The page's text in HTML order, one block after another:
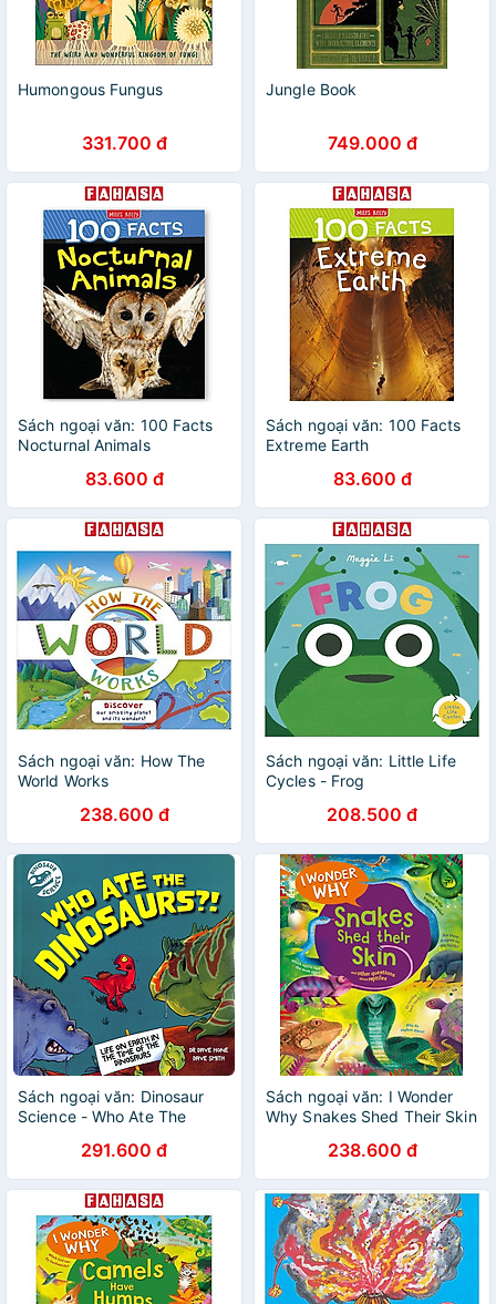
Humongous Fungus
331.700 đ
Jungle Book
749.000 đ
Sách ngoại văn: 100 Facts
Nocturnal Animals
83.600 đ
Sách ngoại văn: 100 Facts
Extreme Earth
83.600 đ
Sách ngoại văn: How The
World Works
238.600 đ
Sách ngoại văn: Little Life
Cycles - Frog
208.500 đ
Sách ngoại văn: Dinosaur
Science - Who Ate The
291.600 đ
Sách ngoại văn: I Wonder
Why Snakes Shed Their Skin
238.600 đ